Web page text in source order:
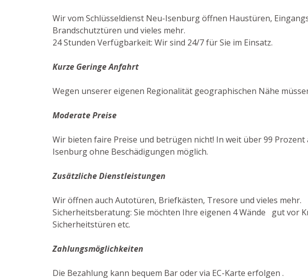
Wir vom Schlüsseldienst Neu-Isenburg öffnen Haustüren,
Brandschutztüren und vieles mehr.
24 Stunden Verfügbarkeit: Wir sind 24/7 für Sie im Einsatz.
Kurze Geringe Anfahrt
Wegen unserer eigenen Regionalität geographischen Nähe
Moderate Preise
Wir bieten faire Preise und betrügen nicht! In weit über 99
Isenburg ohne Beschädigungen möglich.
Zusätzliche Dienstleistungen
Wir öffnen auch Autotüren, Briefkästen, Tresore und vieles mehr.
Sicherheitsberatung: Sie möchten Ihre eigenen 4 Wände gut vor
Sicherheitstüren etc.
Zahlungsmöglichkeiten
Die Bezahlung kann bequem Bar oder via EC-Karte erfolgen .